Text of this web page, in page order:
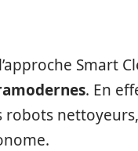
Smart
. En